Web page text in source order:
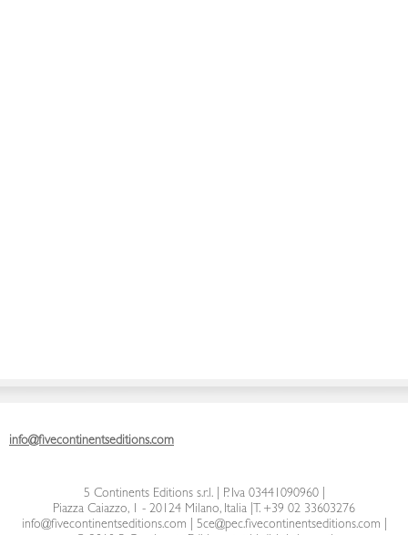
info@fivecontinentseditions.com
5 Continents Editions s.r.l.| P. Iva 03441090960 |
Piazza Caiazzo, 1 - 20124 Milano, Italia
T. +39 02 33603276
info@fivecontinentseditions.com
5ce@pec.fivecontinentseditions.com